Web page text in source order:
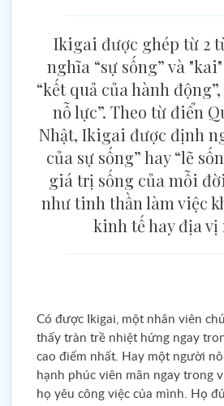
Ikigai được ghép từ 2
nghĩa “sự sống” và
“kết quả của hành
nỗ lực”. Theo từ điển
Nhật, Ikigai được định
của sự sống” hay “lẽ
giá trị sống của mỗi
như tinh thần làm việc
kinh tế hay địa vị
Có được Ikigai, một nhân viên
thấy tràn trề nhiệt hứng ngay
cao điểm nhất. Hay một người
hạnh phúc viên mãn ngay trong
họ yêu công việc của mình. Họ